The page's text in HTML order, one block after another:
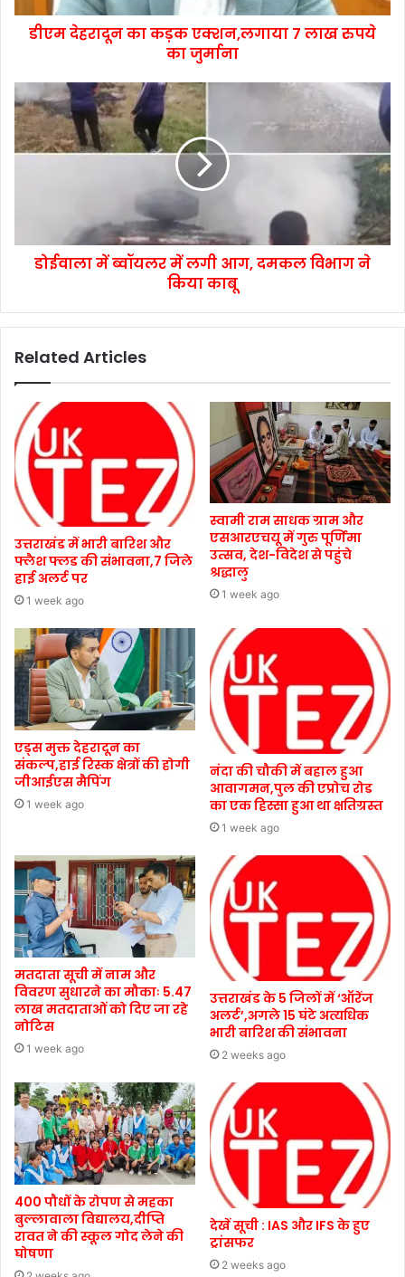
डीएम देहरादून का कड़क एक्शन,लगाया 7 लाख रुपये
का जुर्माना
डोईवाला में ब्वॉयलर में लगी आग, दमकल विभाग ने
किया काबू
Related Articles
उत्तराखंड में भारी बारिश और
फ्लैश फ्लड की संभावना,7 जिले
हाई अलर्ट पर
1 week ago
स्वामी राम साधक ग्राम और
एसआरएचयू में गुरु पूर्णिमा
उत्सव, देश-विदेश से पहुंचे
श्रद्धालु
1 week ago
एड्स मुक्त देहरादून का
संकल्प,हाई रिस्क क्षेत्रों की होगी
जीआईएस मैपिंग
1 week ago
नंदा की चौकी में बहाल हुआ
आवागमन,पुल की एप्रोच रोड
का एक हिस्सा हुआ था क्षतिग्रस्त
1 week ago
मतदाता सूची में नाम और
विवरण सुधारने का मौकाः 5.47
लाख मतदाताओं को दिए जा रहे
नोटिस
1 week ago
उत्तराखंड के 5 जिलों में ‘ऑरेंज
अलर्ट’,अगले 15 घंटे अत्यधिक
भारी बारिश की संभावना
2 weeks ago
400 पौधों के रोपण से महका
बुल्लावाला विद्यालय,दीप्ति
रावत ने की स्कूल गोद लेने की
घोषणा
देखें सूची : IAS और IFS के हुए
ट्रांसफर
2 weeks ago